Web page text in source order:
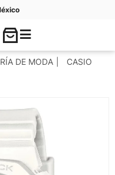
$
0
.
C
t
r
s
DE MODA
CASIO